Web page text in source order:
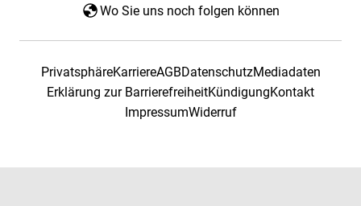
Wo Sie uns noch folgen können
PrivatsphäreKarriereAGBDatenschutzMediadaten
Erklärung zur BarrierefreiheitKündigungKontakt
ImpressumWiderruf